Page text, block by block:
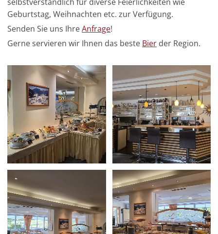
Geburtstag, Weihnachten etc. zur Verfügung.
Senden Sie uns IhreAnfrage!
Gerne servieren wir Ihnen das beste Bier der Region.